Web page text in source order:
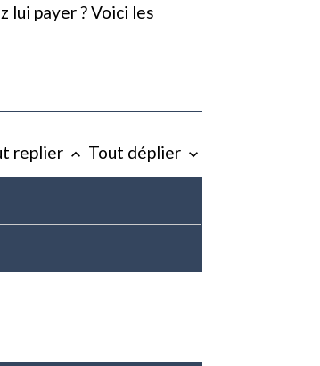
lui payer ? Voici les
replier keyboard_arrow_up Tout déplier keyboard_arrow_down